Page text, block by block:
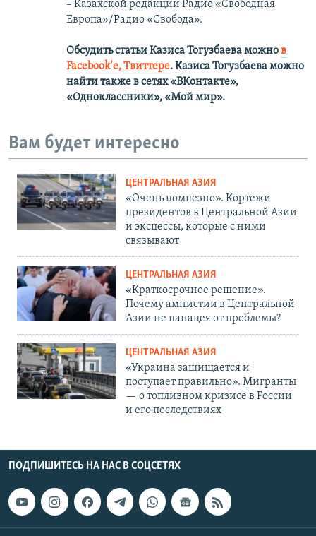
– Казахской редакции Радио «Свободная
Европа»/Радио «Свобода».
Обсудить статьи Казиса Тогузбаева можнов
Facebook’е,Твиттере.Казиса Тогузбаева можно
найти также в сетях«ВКонтакте»,
«Одноклассники», «Мой мир».
Вам будет интересно
ЦЕНТРАЛЬНАЯ АЗИЯ
«Очень помпезно». Кортежи
президентов в Центральной Азии
и эксцессы, которые с ними
связывают
ЦЕНТРАЛЬНАЯ АЗИЯ
«Краткосрочное решение».
Почему амнистии в Центральной
Азии не панацея от проблемы?
ЦЕНТРАЛЬНАЯ АЗИЯ
«Украина защищается и
поступает правильно». Мигранты
— о топливном кризисе в России
и его последствиях
ПОДПИШИТЕСЬ НА НАС В СОЦСЕТЯХ